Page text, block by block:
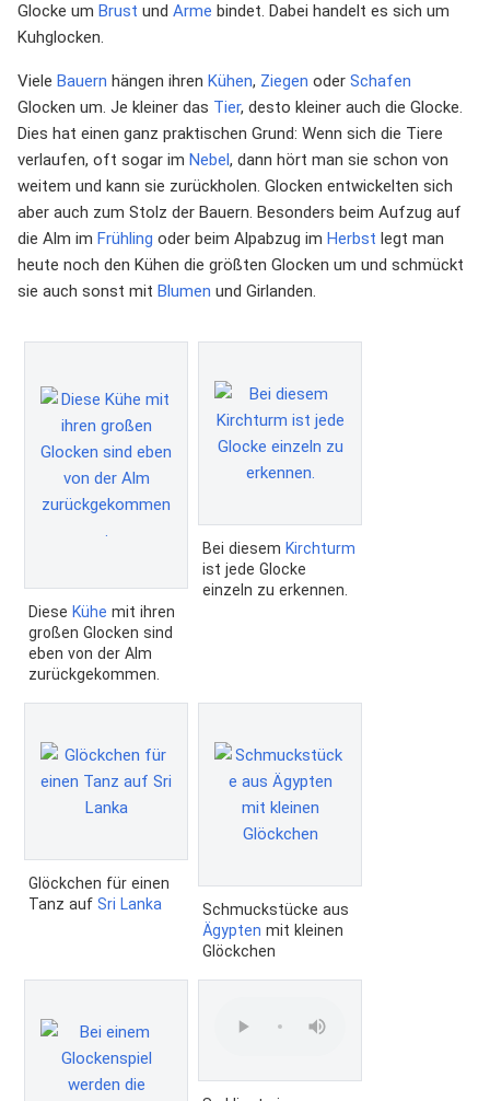
Glocke um Brust und Arme bindet. Dabei handelt es sich um
Kuhglocken.
Viele Bauern hängen ihren Kühen, Ziegen oder Schafen
Glocken um. Je kleiner das Tier, desto kleiner auch die Glocke.
Dies hat einen ganz praktischen Grund: Wenn sich die Tiere
verlaufen, oft sogar im Nebel , dann hört man sie schon von
weitem und kann sie zurückholen. Glocken entwickelten sich
aber auch zum Stolz der Bauern. Besonders beim Aufzug auf
die Alm im Frühling oder beim Alpabzug im Herbst legt man
heute noch den Kühen die größten Glocken um und schmückt
sie auch sonst mit Blumen und Girlanden.
Diese Kühe mit ihren
großen Glocken sind
eben von der Alm
zurückgekommen.
Bei diesem Kirchturm
ist jede Glocke
einzeln zu erkennen.
Glöckchen für einen
Tanz auf Sri Lanka
Schmuckstücke aus
Ägypten mit kleinen
Glöckchen